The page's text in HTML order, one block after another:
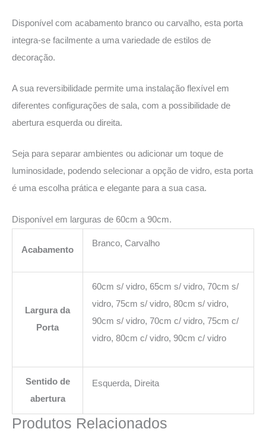
Disponível com acabamento branco ou carvalho, esta porta
integra-se facilmente a uma variedade de estilos de
decoração.
A sua reversibilidade permite uma instalação flexível em
diferentes configurações de sala, com a possibilidade de
abertura esquerda ou direita.
Seja para separar ambientes ou adicionar um toque de
luminosidade, podendo selecionar a opção de vidro, esta porta
é uma escolha prática e elegante para a sua casa.
Disponível em larguras de 60cm a 90cm.
Acabamento
Branco, Carvalho
Largura da
Porta
60cm s/ vidro, 65cm s/ vidro, 70cm s/
vidro, 75cm s/ vidro, 80cm s/ vidro,
90cm s/ vidro, 70cm c/ vidro, 75cm c/
vidro, 80cm c/ vidro, 90cm c/ vidro
Sentido de
abertura
Esquerda, Direita
Produtos Relacionados